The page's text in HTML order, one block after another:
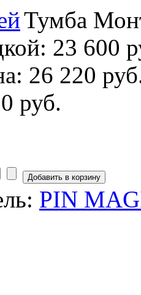
Тумба
23 600
26 220
руб.
PIN